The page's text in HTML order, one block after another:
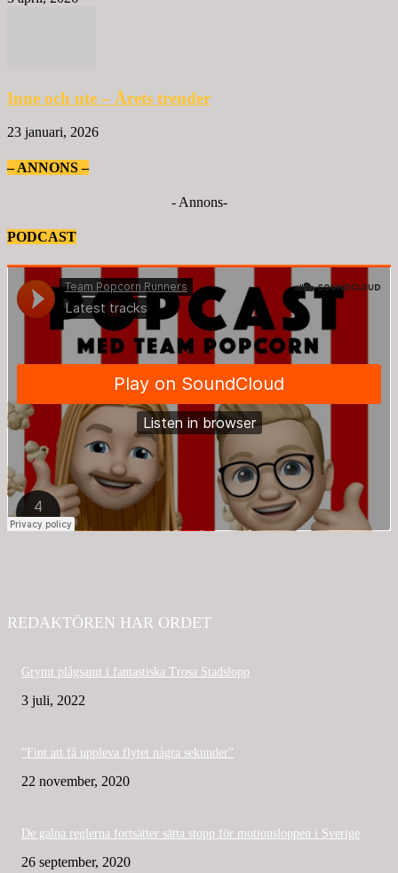
Inne och ute – Årets trender
23 januari, 2026
– ANNONS –
- Annons-
PODCAST
REDAKTÖREN HAR ORDET
Grymt plågsamt i fantastiska Trosa Stadslopp
3 juli, 2022
”Fint att få uppleva flytet några sekunder”
22 november, 2020
De galna reglerna fortsätter sätta stopp för motionsloppen i Sverige
26 september, 2020